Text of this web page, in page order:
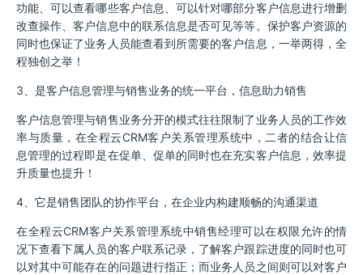
功能、可以查看哪些客户信息、可以针对哪部分客户信息进行增删
改查操作、客户信息中的联系信息是否可见等等。保护客户资源的
同时也保证了业务人员能查看到所需要的客户信息，一举两得，全
程独创之举！
3、是客户信息管理与销售业务的统一平台，信息助力销售
客户信息管理与销售业务分开的模式往往限制了业务人员的工作效
率与质量，在全程云CRM客户关系管理系统中，二者的结合让信
息管理的过程即是在促单、促单的同时也在充实客户信息，效率提
升质量也提升！
4、它是销售团队的协作平台，在企业内构建顺畅的沟通渠道
在全程云CRM客户关系管理系统中销售经理可以在权限允许的情
况下查看下属人员的客户联系记录，了解客户跟踪进度的同时也可
以对其中可能存在的问题进行指正；而业务人员之间则可以对客户